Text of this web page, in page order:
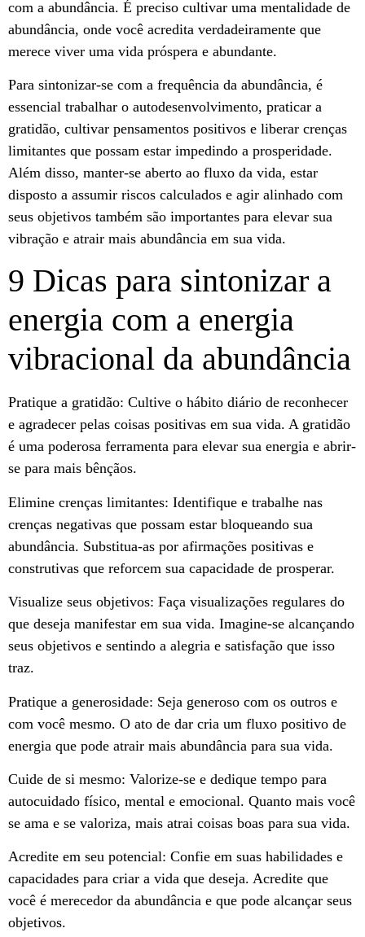
com a abundância. É preciso cultivar uma mentalidade de
abundância, onde você acredita verdadeiramente que
merece viver uma vida próspera e abundante.
Para sintonizar-se com a frequência da abundância, é
essencial trabalhar o autodesenvolvimento, praticar a
gratidão, cultivar pensamentos positivos e liberar crenças
limitantes que possam estar impedindo a prosperidade.
Além disso, manter-se aberto ao fluxo da vida, estar
disposto a assumir riscos calculados e agir alinhado com
seus objetivos também são importantes para elevar sua
vibração e atrair mais abundância em sua vida.
9 Dicas para sintonizar a
energia com a energia
vibracional da abundância
Pratique a gratidão: Cultive o hábito diário de reconhecer
e agradecer pelas coisas positivas em sua vida. A gratidão
é uma poderosa ferramenta para elevar sua energia e abrir-
se para mais bênçãos.
Elimine crenças limitantes: Identifique e trabalhe nas
crenças negativas que possam estar bloqueando sua
abundância. Substitua-as por afirmações positivas e
construtivas que reforcem sua capacidade de prosperar.
Visualize seus objetivos: Faça visualizações regulares do
que deseja manifestar em sua vida. Imagine-se alcançando
seus objetivos e sentindo a alegria e satisfação que isso
traz.
Pratique a generosidade: Seja generoso com os outros e
com você mesmo. O ato de dar cria um fluxo positivo de
energia que pode atrair mais abundância para sua vida.
Cuide de si mesmo: Valorize-se e dedique tempo para
autocuidado físico, mental e emocional. Quanto mais você
se ama e se valoriza, mais atrai coisas boas para sua vida.
Acredite em seu potencial: Confie em suas habilidades e
capacidades para criar a vida que deseja. Acredite que
você é merecedor da abundância e que pode alcançar seus
objetivos.